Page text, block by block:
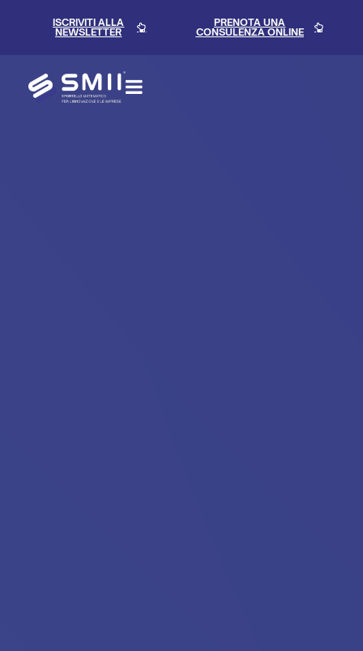
ISCRIVITI ALLA
NEWSLETTER
PRENOTA UNA
CONSULENZA ONLINE
Blog